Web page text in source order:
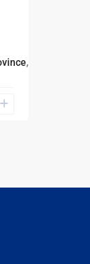
,